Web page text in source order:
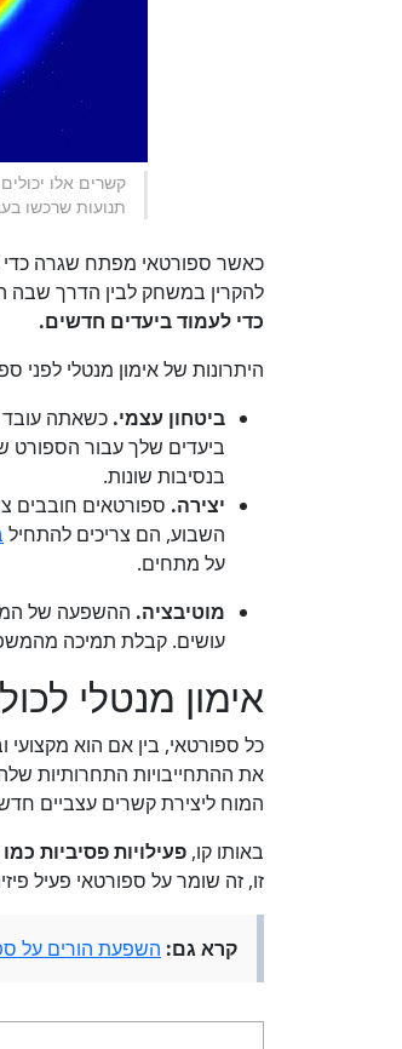
קשרים אלו
תנועות שרכשו
כאשר ספורטאי מפתח שגרה כדי
להקרין במשחק לבין הדרך שבה
כדי לעמוד ביעדים חדשים.
היתרונות של אימון מנטלי לפני
ביטחון עצמי. כשאתה עובד
ביעדים שלך עבור הספורט
בנסיבות שונות.
יצירה. ספורטאים חובבים
השבוע, הם צריכים להתחיל
על מתחים.
מוטיבציה. ההשפעה של
עושים. קבלת תמיכה
אימון מנטלי
כל ספורטאי, בין אם הוא מקצועי
את ההתחייבויות התחרותיות
המוח ליצירת קשרים עצביים
באותו קו, פעילויות פסיביות
זו, זה שומר על ספורטאי פעיל
קרא גם: השפעת הורים על